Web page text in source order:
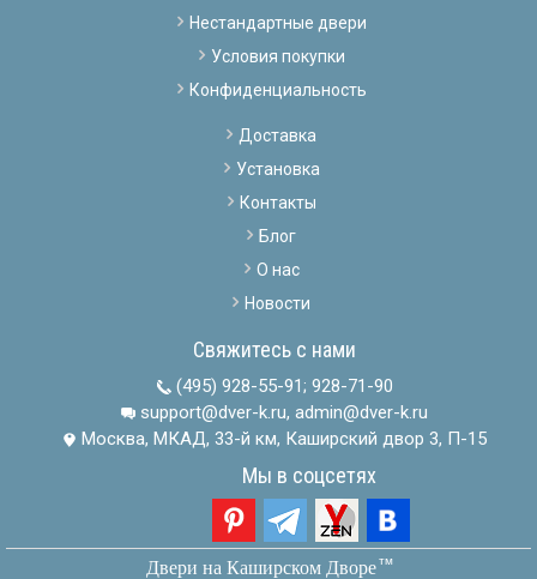
Нестандартные двери
Условия покупки
Конфиденциальность
Доставка
Установка
Контакты
Блог
О нас
Новости
Свяжитесь с нами
(495) 928-55-91; 928-71-90
support@dver-k.ru, admin@dver-k.ru
Москва, МКАД, 33-й км, Каширский двор 3, П-15
Мы в соцсетях
Двери на Каширском Дворетм